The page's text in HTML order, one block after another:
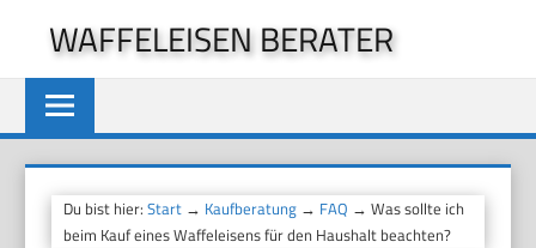
springen
WAFFELEISEN BERATER
Du bist hier:Start → Kaufberatung → FAQ → Was sollte ich
beim Kauf eines Waffeleisens für den Haushalt beachten?